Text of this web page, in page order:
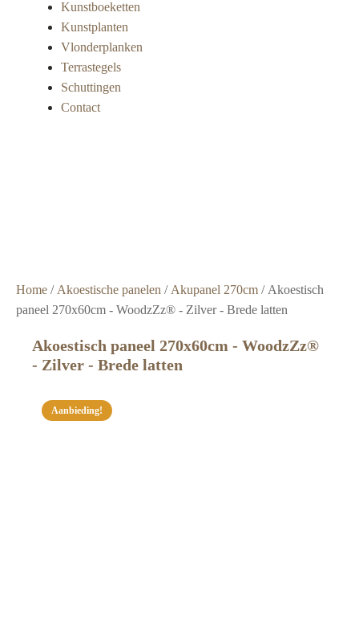
Kunstboeketten
Kunstplanten
Vlonderplanken
Terrastegels
Schuttingen
Contact
Home / Akoestische panelen / Akupanel 270cm / Akoestisch
paneel 270x60cm - WoodzZz® - Zilver - Brede latten
Akoestisch paneel 270x60cm - WoodzZz®
- Zilver - Brede latten
Aanbieding!